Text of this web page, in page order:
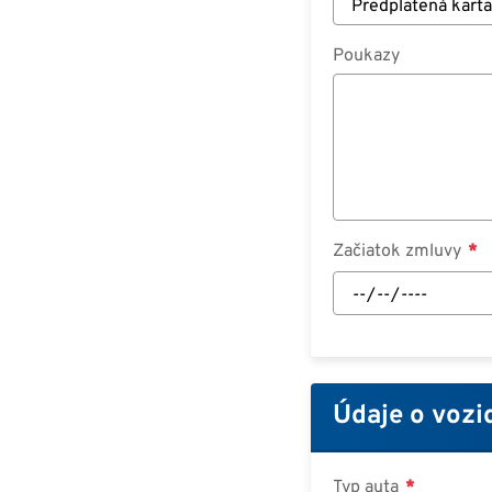
Poukazy
Začiatok zmluvy
Začiatok
zmluvy:
Údaje o
Typ auta